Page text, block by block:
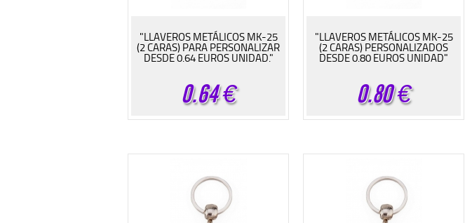
"LLAVEROS METÁLICOS MK-25
(2 CARAS) PARA PERSONALIZAR
DESDE 0.64 EUROS UNIDAD."
0.64€
"LLAVEROS METÁLICOS MK-25
(2 CARAS) PERSONALIZADOS
DESDE 0.80 EUROS UNIDAD"
0.80€